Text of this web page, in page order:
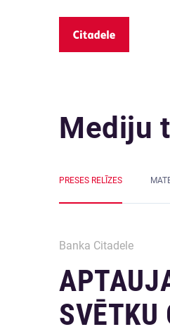
Mediju
PRESES RELĪZES
Banka Citadele
SVĒTKU